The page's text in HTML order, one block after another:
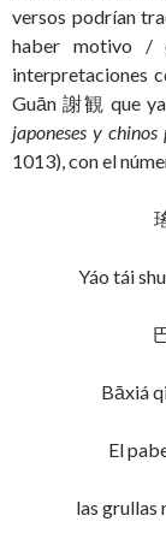
versos podrían
haber motivo /
interpretaciones
Guān 謝観 que
japoneses y
1013), con el
Yáo tái
Bāxiá
El
las grullas